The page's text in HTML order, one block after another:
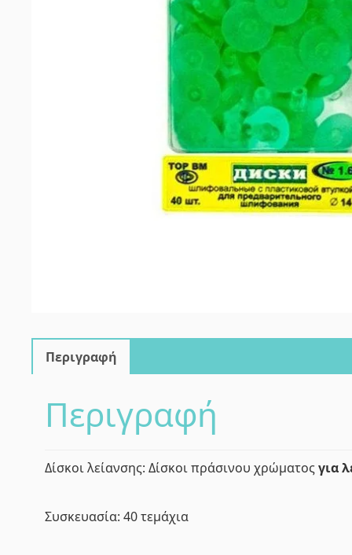
Περιγραφή
Περιγραφή
Δίσκοι λείανσης: Δίσκοι πράσινου χρώματοςγια
Συσκευασία: 40 τεμάχια